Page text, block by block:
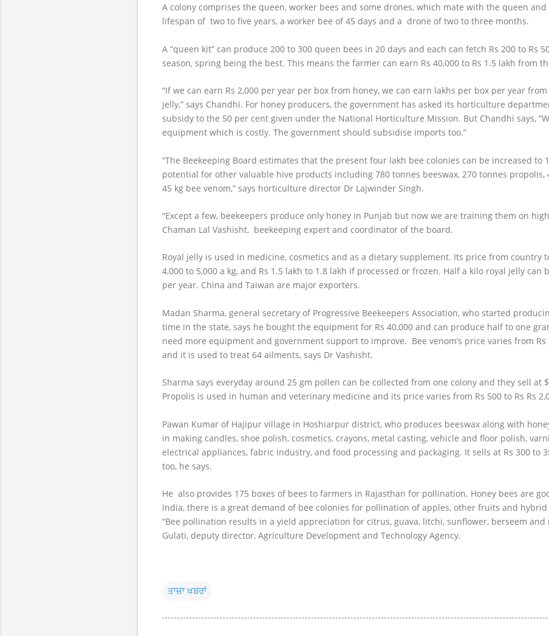
A colony comprises the queen, worker bees and some drones, which mate with the queen
lifespan of two to five years, a worker bee of 45 days and a drone of two to three months.
A “queen kit” can produce 200 to 300 queen bees in 20 days and each can fetch Rs 200 to Rs
season, spring being the best. This means the farmer can earn Rs 40,000 to Rs 1.5 lakh from
“If we can earn Rs 2,000 per year per box from honey, we can earn lakhs per box per year
jelly,” says Chandhi. For honey producers, the government has asked its horticulture
subsidy to the 50 per cent given under the National Horticulture Mission. But Chandhi says,
equipment which is costly. The government should subsidise imports too.”
“The Beekeeping Board estimates that the present four lakh bee colonies can be increased to
potential for other valuable hive products including 780 tonnes beeswax, 270 tonnes propolis,
45 kg bee venom,” says horticulture director Dr Lajwinder Singh.
“Except a few, beekeepers produce only honey in Punjab but now we are training them on
Chaman Lal Vashisht, beekeeping expert and coordinator of the board.
Royal jelly is used in medicine, cosmetics and as a dietary supplement. Its price from country
4,000 to 5,000 a kg, and Rs 1.5 lakh to 1.8 lakh if processed or frozen. Half a kilo royal jelly can
per year. China and Taiwan are major exporters.
Madan Sharma, general secretary of Progressive Beekeepers Association, who started
time in the state, says he bought the equipment for Rs 40,000 and can produce half to one
need more equipment and government support to improve. Bee venom’s price varies from Rs
and it is used to treat 64 ailments, says Dr Vashisht.
Sharma says everyday around 25 gm pollen can be collected from one colony and they sell at
Propolis is used in human and veterinary medicine and its price varies from Rs 500 to Rs Rs
Pawan Kumar of Hajipur village in Hoshiarpur district, who produces beeswax along with
in making candles, shoe polish, cosmetics, crayons, metal casting, vehicle and floor polish,
electrical appliances, fabric industry, and food processing and packaging. It sells at Rs 300 to
too, he says.
He also provides 175 boxes of bees to farmers in Rajasthan for pollination. Honey bees are
India, there is a great demand of bee colonies for pollination of apples, other fruits and hybrid
“Bee pollination results in a yield appreciation for citrus, guava, litchi, sunflower, berseem and
Gulati, deputy director, Agriculture Development and Technology Agency.
ਤਾਜ਼ਾ ਖਬਰਾਂ